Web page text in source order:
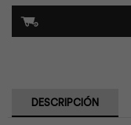
DESCRIPCIÓN